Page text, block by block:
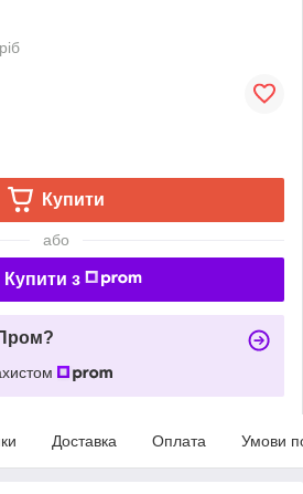
Купити
або
Купити з
Доставка Оплата Умови